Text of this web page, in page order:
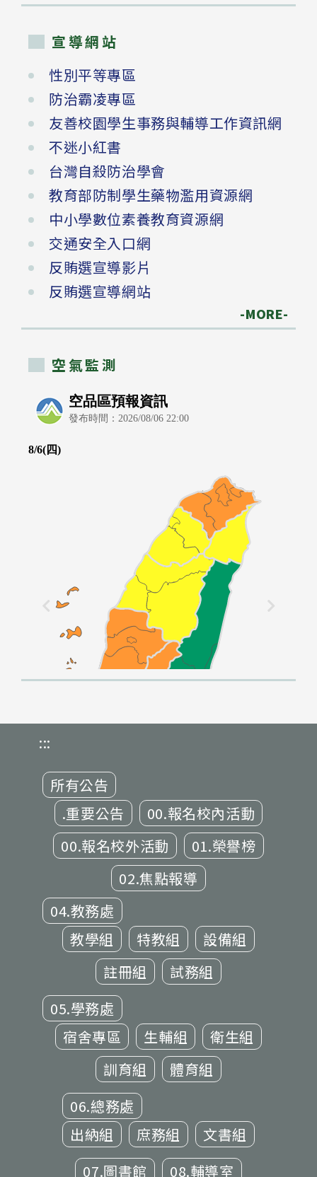
宣導網站
性別平等專區
防治霸凌專區
友善校園學生事務與輔導工作資訊網
不迷小紅書
台灣自殺防治學會
教育部防制學生藥物濫用資源網
中小學數位素養教育資源網
交通安全入口網
反賄選宣導影片
反賄選宣導網站
-MORE-
空氣監測
:::
所有公告
.重要公告
00.報名校內活動
00.報名校外活動
01.榮譽榜
02.焦點報導
04.教務處
教學組
特教組
設備組
註冊組
試務組
05.學務處
宿舍專區
生輔組
衛生組
訓育組
體育組
06.總務處
出納組
庶務組
文書組
07.圖書館
08.輔導室